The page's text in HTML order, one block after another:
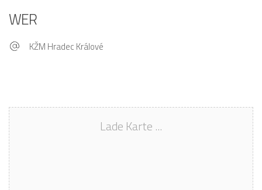
WER
KŽM Hradec Králové
Lade Karte ...